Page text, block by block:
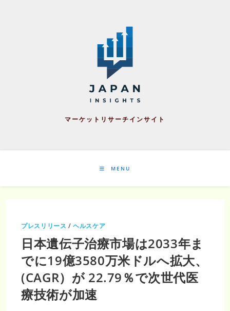
マーケットリサーチインサイト
MENU
プレスリリース /ヘルスケア
日本遺伝子治療市場は2033年ま
でに19億3580万米ドルへ拡大、
(CAGR）が 22.79％で次世代医
療技術が加速